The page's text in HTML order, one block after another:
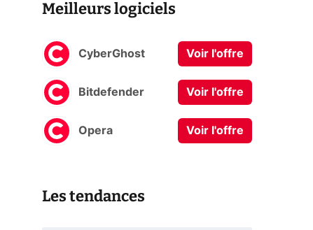
Meilleurs logiciels
CyberGhost Voir l'offre
Bitdefender Voir l'offre
Opera Voir l'offre
Les tendances